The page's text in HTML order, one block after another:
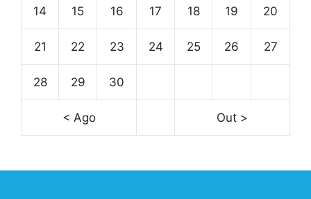
14 15 16 17 18 19 20
21 22 23 24 25 26 27
28 29 30
< Ago Out >